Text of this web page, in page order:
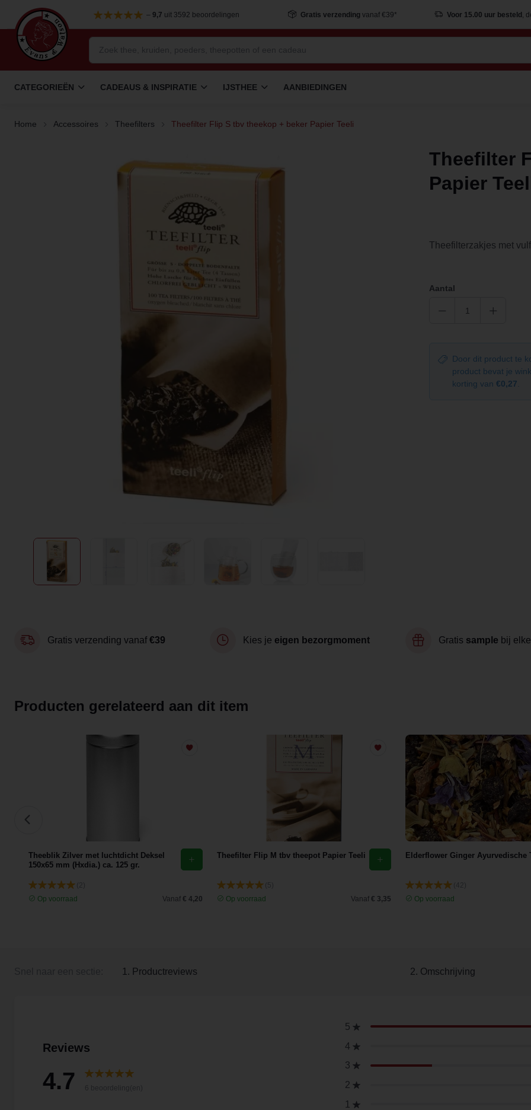
– 9,7 uit 3592 beoordelingen Gratis verzending vanaf €39* Voor 15.00 uur besteld ,
CATEGORIEËN CADEAUS & INSPIRATIE IJSTHEE AANBIEDINGEN
Home Accessoires Theefilters Theefilter Flip S tbv theekop + beker Papier Teeli
Theefilter
Papier
Theefilterzakjes met
Aantal
Door dit product te
product bevat je
korting van €0,27
Gratis verzending vanaf €39 Kies je eigen bezorgmoment Gratis sample bij
Producten gerelateerd aan dit item
Theeblik Zilver met luchtdicht Deksel
150x65 mm (Hxdia.) ca. 125 gr.
Op voorraad
Vanaf € 4,20
Theefilter Flip M tbv theepot Papier Teeli
Op voorraad
Vanaf € 3,35
Elderflower Ginger Ayurvedische
Op voorraad
1. Productreviews 2. Omschrijving
Reviews
4.7
5
4
3
2
1